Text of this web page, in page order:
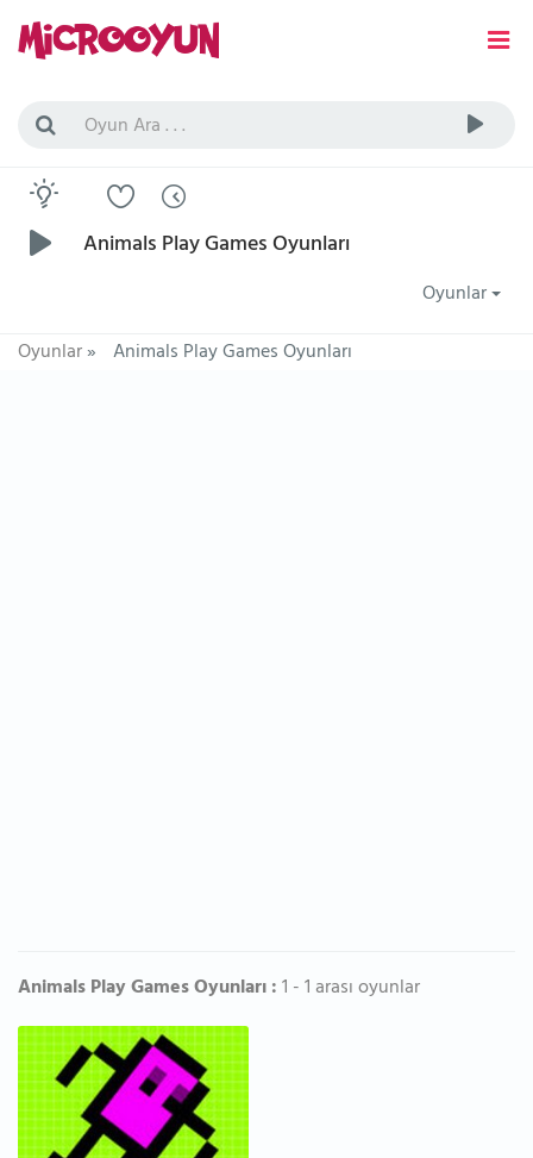
Animals Play Games Oyunları
Oyunlar
Oyunlar» Animals Play Games Oyunları
Animals Play Games Oyunları :1 - 1 arası oyunlar